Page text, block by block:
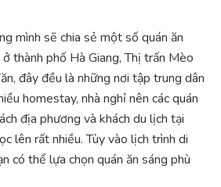
mình sẽ chia sẻ một số quán ăn
thành phố Hà Giang, Thị trấn Mèo
đây đều là những nơi tập trung dân
homestay, nhà nghỉ nên các quán
địa phương và khách du lịch tại
lên rất nhiều. Tùy vào lịch trình di
có thể lựa chọn quán ăn sáng phù